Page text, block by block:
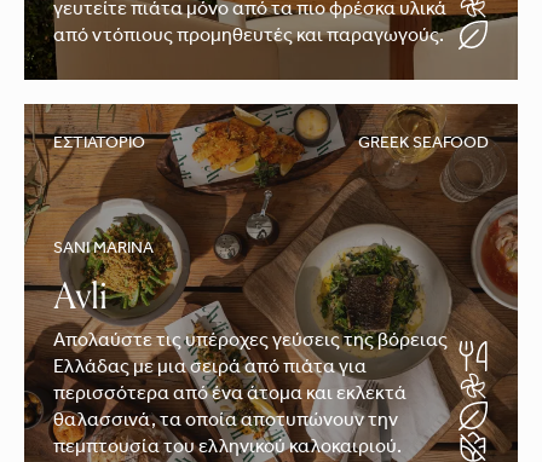
γευτείτε πιάτα μόνο από τα πιο φρέσκα υλικά
από ντόπιους προμηθευτές και παραγωγούς.
ΕΣΤΙΑΤΌΡΙΟ GREEK SEAFOOD
SANI MARINA
Avli
Απολαύστε τις υπέροχες γεύσεις της βόρειας
Ελλάδας με μια σειρά από πιάτα για
περισσότερα από ένα άτομα και εκλεκτά
θαλασσινά, τα οποία αποτυπώνουν την
πεμπτουσία του ελληνικού καλοκαιριού.